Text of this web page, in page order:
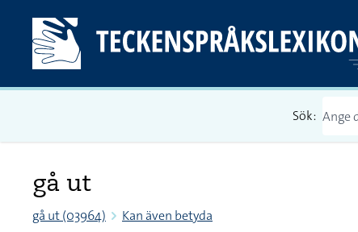
Sök:
gå ut
gå ut (03964) Kan även betyda